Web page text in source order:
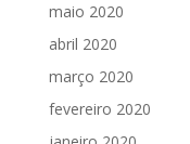
maio 2020
abril 2020
março 2020
fevereiro 2020